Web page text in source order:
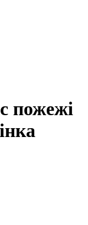
пожежі